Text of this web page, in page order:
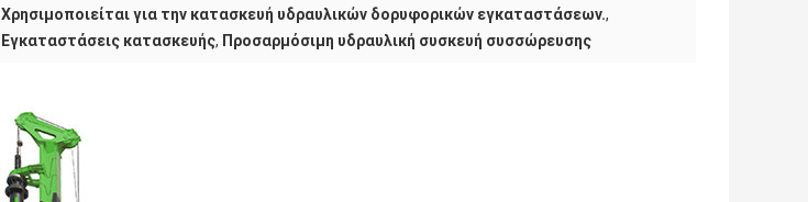
Χρησιμοποιείται για την κατασκευή υδραυλικών δορυφορικών εγκαταστάσεων.,
Εγκαταστάσεις κατασκευής, Προσαρμόσιμη υδραυλική συσκευή συσσώρευσης